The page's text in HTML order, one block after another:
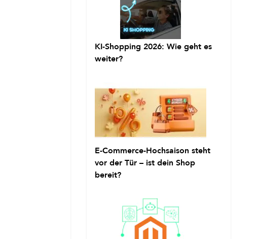
KI-Shopping 2026: Wie geht es
weiter?
E-Commerce-Hochsaison steht
vor der Tür – ist dein Shop
bereit?